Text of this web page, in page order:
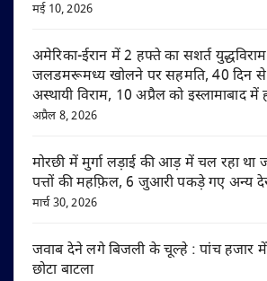
मई 10, 2026
अमेरिका-ईरान में 2 हफ्ते का सशर्त
जलडमरूमध्य खोलने पर सहमति, 40 दिन से
अस्थायी विराम, 10 अप्रैल को इस्लामाबाद में
अप्रैल 8, 2026
मोरछी में मुर्गा लड़ाई की आड़ में चल रहा
पत्तों की महफ़िल, 6 जुआरी पकड़े गए अन्य
मार्च 30, 2026
जवाब देने लगे बिजली के चूल्हे : पांच हजार
छोटा बाटला